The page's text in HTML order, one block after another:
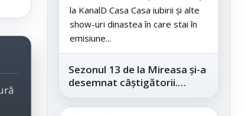
la KanalD Casa Casa iubirii și alte
show-uri dinastea în care stai în
emisiune...
Sezonul 13 de la Mireasa și-a
desemnat câștigătorii.
Telespectatorii au decis care
este...